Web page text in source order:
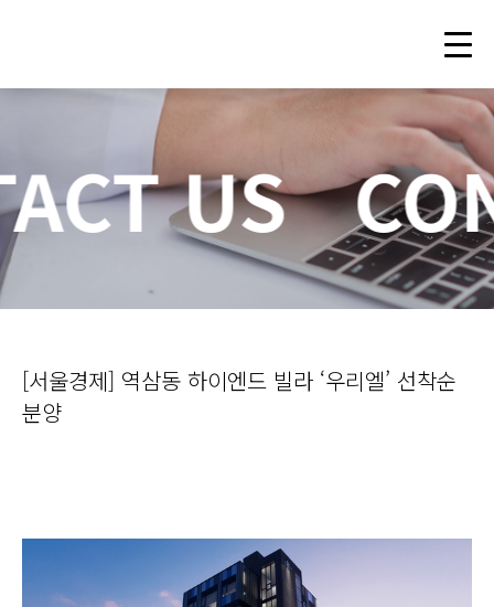
US
[서울경제] 역삼동 하이엔드 빌라 ‘우리엘’ 선착순
분양